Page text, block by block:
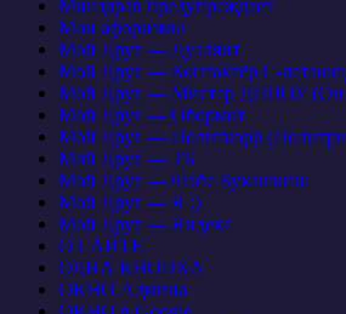
Минздрав предупреждает
Мои афоризмы
Мой Друг — Дуэлянт
Мой Друг — Контактёр С-
Мой Друг — Мистер ДеШОУ (Он
Мой Друг — Обормот
Мой Друг — Политкорр
Мой Друг — ТБ
Мой Друг — Фэйс Букашкин:
Мой Друг — Я :)
Мой Друг — Яндекс
О САЙТЕ
ОДНА КНОПКА
ОКНО Админа